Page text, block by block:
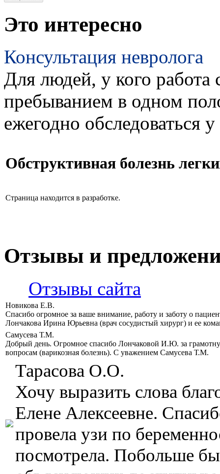
Это интересно
Консультация невролога
Для людей, у кого работа
пребыванием в одном
ежегодно обследоваться
Обструктивная болезнь
Страница находится в разработке.
Отзывы и
Отзывы сайта
Новикова Е.В.
Спасибо огромное за ваше внимание, работу и заботу о
Лончакова Ирина Юрьевна (врач сосудистый хирург) и ее
Самусева Т.М.
Добрый день. Огромное спасибо Лончаковой И.Ю. за
вопросам (варикозная болезнь). С уважением Самусева Т.М.
Тарасова О.О.
Хочу выразить слова
Елене Алексеевне.
провела узи по
посмотрела. Побольше